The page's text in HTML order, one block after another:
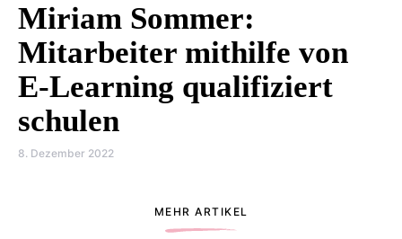
Miriam Sommer:
Mitarbeiter mithilfe von
E-Learning qualifiziert
schulen
8. Dezember 2022
MEHR ARTIKEL